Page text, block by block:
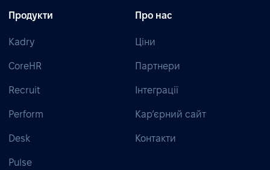
Продукти
Kadry
CoreHR
Recruit
Perform
Desk
Pulse
Про нас
Ціни
Партнери
Інтеграції
Кар’єрний сайт
Контакти